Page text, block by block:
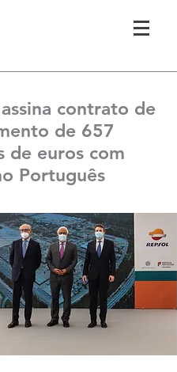
contrato de
de 657
de euros com
Português